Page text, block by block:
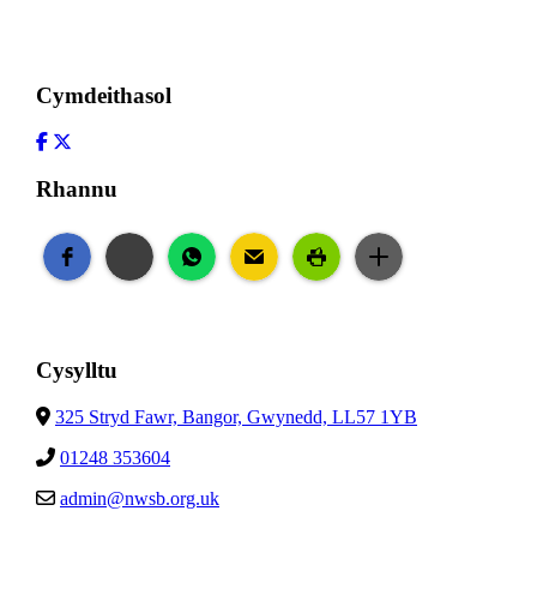
Cymdeithasol
Facebook
Rhannu
Cysylltu
325 Stryd Fawr, Bangor, Gwynedd, LL57 1YB
01248 353604
admin@nwsb.org.uk